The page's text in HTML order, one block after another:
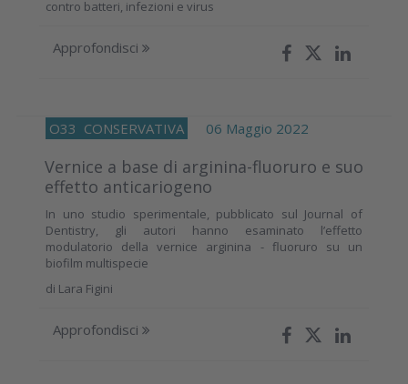
contro batteri, infezioni e virus
Approfondisci
O33 CONSERVATIVA 06 Maggio 2022
Vernice a base di arginina-fluoruro e suo
effetto anticariogeno
In uno studio sperimentale, pubblicato sul Journal of
Dentistry, gli autori hanno esaminato l’effetto
modulatorio della vernice arginina - fluoruro su un
biofilm multispecie
di Lara Figini
Approfondisci